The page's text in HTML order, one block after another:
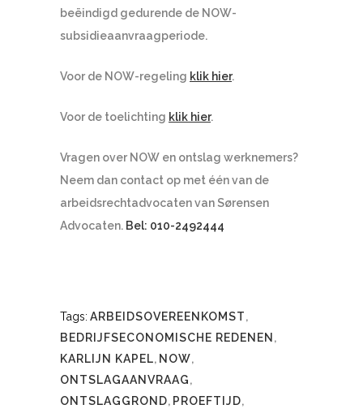
beëindigd gedurende de NOW-
subsidieaanvraagperiode.
Voor de NOW-regeling klik hier.
Voor de toelichting klik hier.
Vragen over NOW en ontslag werknemers?
Neem dan contact op met één van de
arbeidsrechtadvocaten van Sørensen
Advocaten. Bel: 010-2492444
Tags: ARBEIDSOVEREENKOMST,
BEDRIJFSECONOMISCHE REDENEN,
KARLIJN KAPEL, NOW,
ONTSLAGAANVRAAG,
ONTSLAGGROND, PROEFTIJD,